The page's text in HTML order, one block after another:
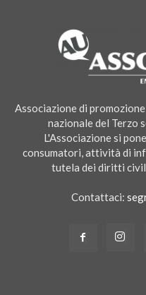
Associazione di
nazionale del Terzo
L'Associazione si
consumatori, attività di
tutela dei diritti
Contattaci: